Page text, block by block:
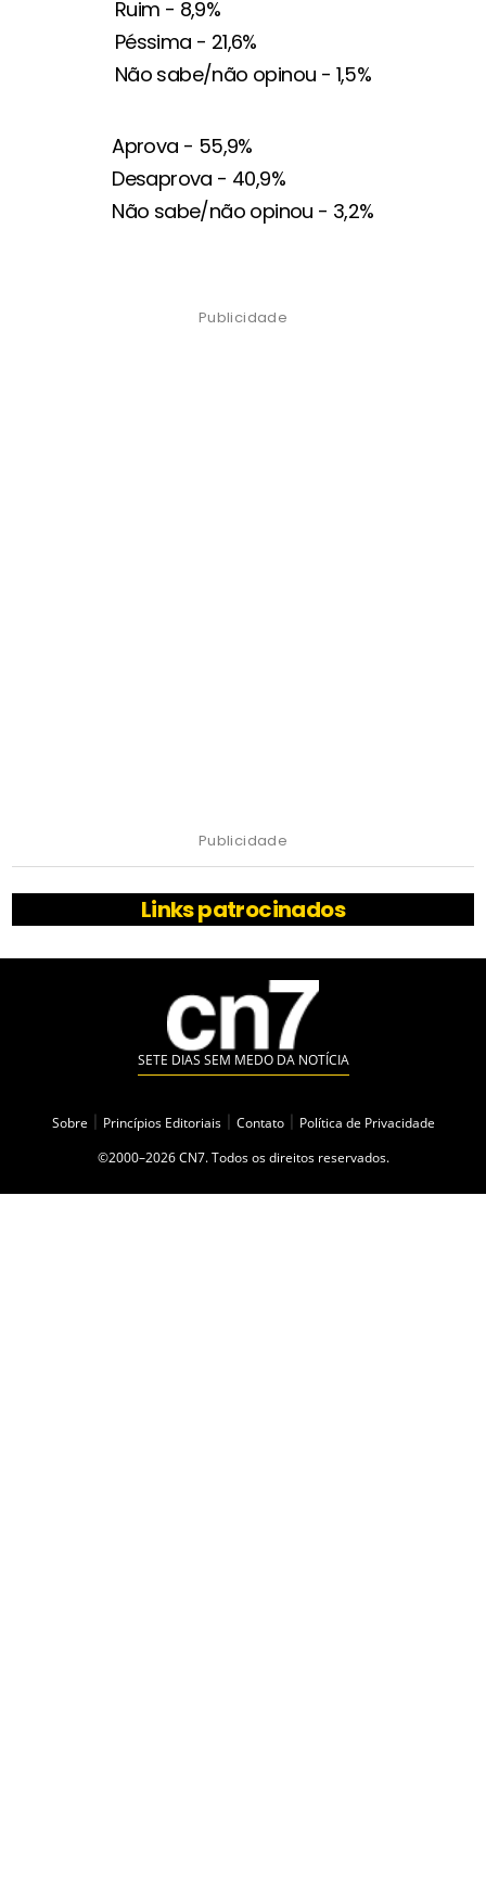
Ruim - 8,9%
Péssima - 21,6%
Não sabe/não opinou - 1,5%
Aprova - 55,9%
Desaprova - 40,9%
Não sabe/não opinou - 3,2%
Publicidade
Publicidade
Links patrocinados
SETE DIAS SEM MEDO DA NOTÍCIA
Sobre Princípios Editoriais Contato
Política de Privacidade
©2000–2026 CN7. Todos os direitos reservados.